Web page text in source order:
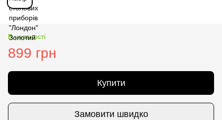
В наявності
899 грн
Купити
Замовити швидко